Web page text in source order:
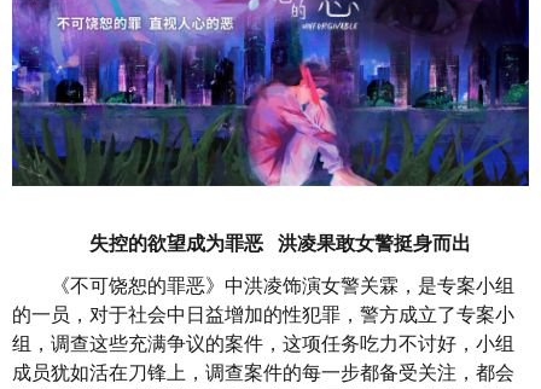
失控的欲望成为罪恶 洪凌果敢女警挺身而出
《不可饶恕的罪恶》中洪凌饰演女警关霖，是专案小组
的一员，对于社会中日益增加的性犯罪，警方成立了专案小
组，调查这些充满争议的案件，这项任务吃力不讨好，小组
成员犹如活在刀锋上，调查案件的每一步都备受关注，都会